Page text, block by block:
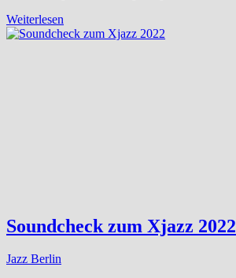
Weiterlesen
Soundcheck zum Xjazz 2022
Jazz Berlin